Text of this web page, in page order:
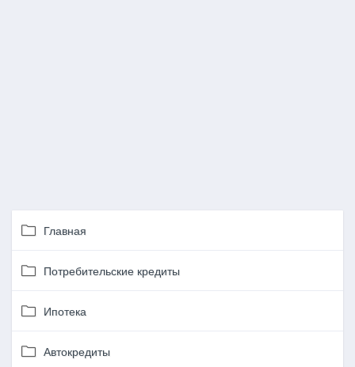
Главная
Потребительские кредиты
Ипотека
Автокредиты